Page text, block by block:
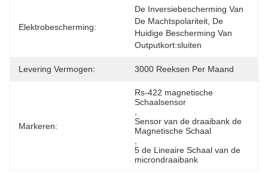
Elektrobescherming:
De Inversiebescherming Van
De Machtspolariteit, De
Huidige Bescherming Van
Outputkort:sluiten
Levering Vermogen: 3000 Reeksen Per Maand
Markeren:
Rs-422 magnetische
Schaalsensor
Sensor van de draaibank de
Magnetische Schaal
5 de Lineaire Schaal van de
microndraaibank